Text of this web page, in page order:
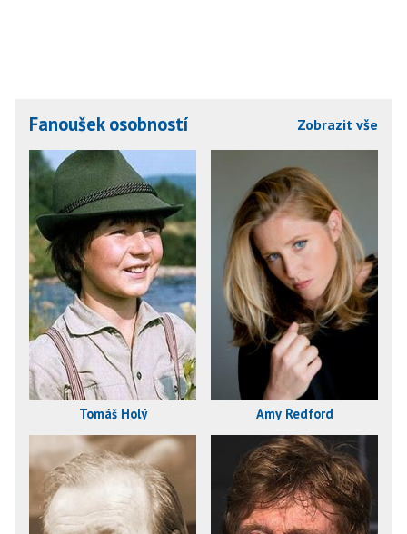
Fanoušek osobností Zobrazit vše
Tomáš Holý Amy Redford